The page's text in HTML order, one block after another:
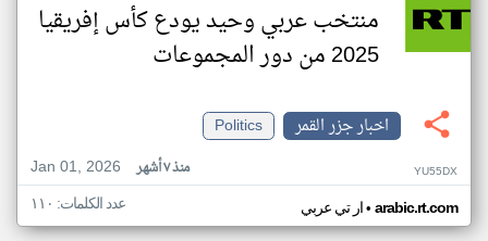
منتخب عربي وحيد يودع كأس إفريقيا
2025 من دور المجموعات
اخبار جزر القمر
Politics
Jan 01, 2026
منذ ٧ أشهر YU55DX
ار تي عربي• arabic.rt.com عدد الكلمات: ١١٠